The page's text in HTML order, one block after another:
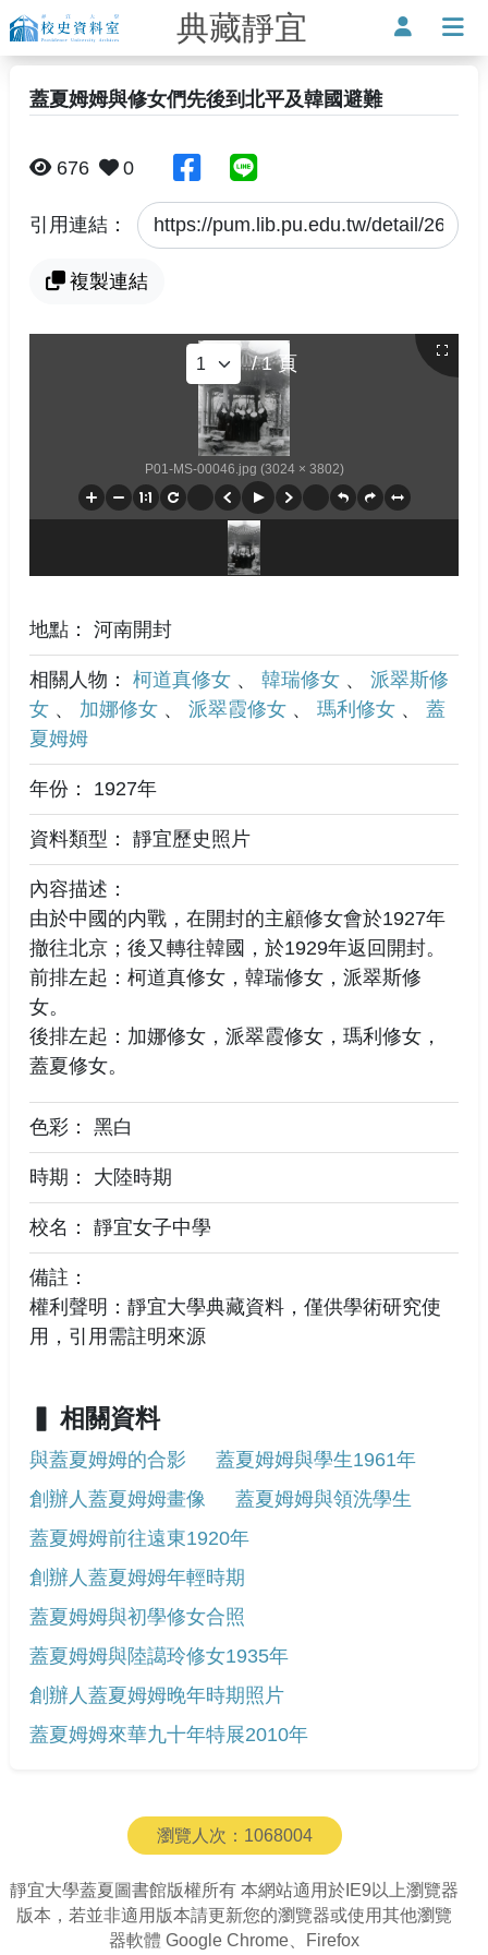
靜宜大學-校史資料室典藏靜宜使用者
蓋夏姆姆與修女們先後到北平及韓國避難
676 0 分享至臉書
分享至Line
引用連結：
複製連結
/ 1 頁
P01-MS-00046.jpg (3024 × 3802)
地點： 河南開封
相關人物： 柯道真修女 、 韓瑞修女 、 派翠斯修
女 、 加娜修女 、 派翠霞修女 、 瑪利修女 、 蓋
夏姆姆
年份： 1927年
資料類型： 靜宜歷史照片
內容描述：
由於中國的内戰，在開封的主顧修女會於1927年
撤往北京；後又轉往韓國，於1929年返回開封。
前排左起：柯道真修女，韓瑞修女，派翠斯修
女。
後排左起：加娜修女，派翠霞修女，瑪利修女，
蓋夏修女。
色彩： 黑白
時期： 大陸時期
校名： 靜宜女子中學
備註：
權利聲明：靜宜大學典藏資料，僅供學術研究使
用，引用需註明來源
相關資料
與蓋夏姆姆的合影
蓋夏姆姆與學生1961年
創辦人蓋夏姆姆畫像
蓋夏姆姆與領洗學生
蓋夏姆姆前往遠東1920年
創辦人蓋夏姆姆年輕時期
蓋夏姆姆與初學修女合照
蓋夏姆姆與陸譪玲修女1935年
創辦人蓋夏姆姆晚年時期照片
蓋夏姆姆來華九十年特展2010年
瀏覽人次： 1068004
靜宜大學蓋夏圖書館版權所有 本網站適用於IE9以上瀏覽器
版本，若並非適用版本請更新您的瀏覽器或使用其他瀏覽
器軟體 Google Chrome、Firefox